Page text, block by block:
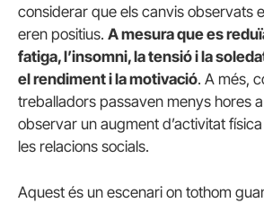
considerar que els canvis observats
eren positius. A mesura que es
fatiga, l’insomni, la tensió i la
el rendiment i la motivació. A més,
treballadors passaven menys hores a
observar un augment d’activitat
les relacions socials.
Aquest és un escenari on tothom